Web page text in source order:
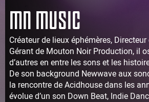
MN MUSIC
Créateur de lieux éphémères,
Gérant de Mouton Noir Production, il
d’autres en entre les sons et les
De son background Newwave aux
la rencontre de Acidhouse dans les
évolue d’un son Down Beat, Indie